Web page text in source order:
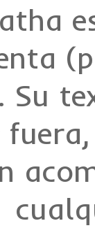
Su